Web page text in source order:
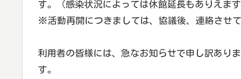
す。（感染状況によっては休館延長もありえます
※活動再開につきましては、協議後、連絡させて
利用者の皆様には、急なお知らせで申し訳あり
す。